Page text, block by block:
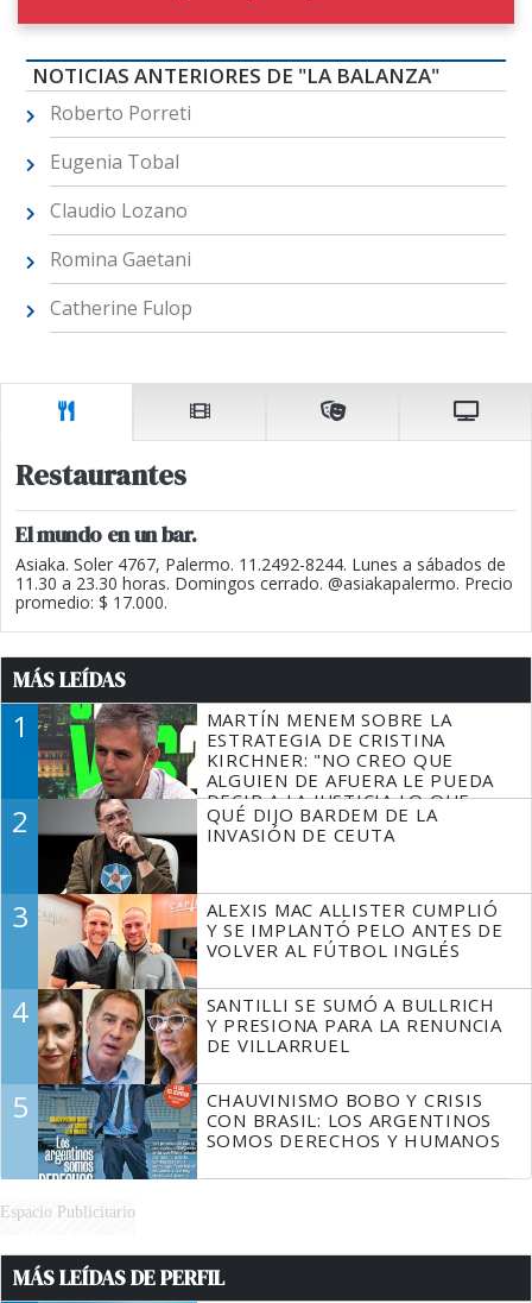
NOTICIAS ANTERIORES DE "LA BALANZA"
Roberto Porreti
Eugenia Tobal
Claudio Lozano
Romina Gaetani
Catherine Fulop
Restaurantes
El mundo en un bar.
Asiaka. Soler 4767, Palermo. 11.2492-8244. Lunes a sábados de
11.30 a 23.30 horas. Domingos cerrado. @asiakapalermo. Precio
promedio: $ 17.000.
MÁS LEÍDAS
1
MARTÍN MENEM SOBRE LA
ESTRATEGIA DE CRISTINA
KIRCHNER: "NO CREO QUE
ALGUIEN DE AFUERA LE PUEDA
DECIR A LA JUSTICIA LO QUE
TIENE QUE HACER"
2
QUÉ DIJO BARDEM DE LA
INVASIÓN DE CEUTA
3
ALEXIS MAC ALLISTER CUMPLIÓ
Y SE IMPLANTÓ PELO ANTES DE
VOLVER AL FÚTBOL INGLÉS
4
SANTILLI SE SUMÓ A BULLRICH
Y PRESIONA PARA LA RENUNCIA
DE VILLARRUEL
5
CHAUVINISMO BOBO Y CRISIS
CON BRASIL: LOS ARGENTINOS
SOMOS DERECHOS Y HUMANOS
Espacio Publicitario
MÁS LEÍDAS DE PERFIL